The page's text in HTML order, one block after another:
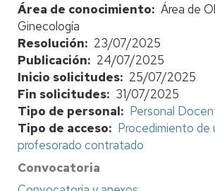
Área de conocimiento
Área de
Ginecología
Resolución
23/07/2025
Publicación
24/07/2025
Inicio solicitudes
25/07/2025
Fin solicitudes
31/07/2025
Tipo de personal
Personal
Tipo de acceso
Procedimiento de
profesorado contratado
Convocatoria